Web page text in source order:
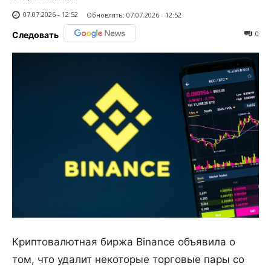
07.07.2026 - 12:52
Обновлять: 07.07.2026 - 12:52
Следовать 0
Криптовалютная биржа Binance объявила о
том, что удалит некоторые торговые пары со